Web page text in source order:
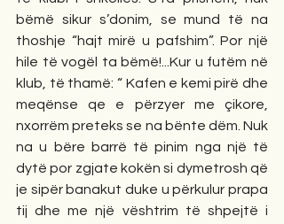
bëmë sikur s’donim, se mund të na
thoshje “hajt mirë u pafshim”. Por një
hile të vogël ta bëmë!...Kur u futëm në
klub, të thamë: “ Kafen e kemi pirë dhe
meqënse qe e përzyer me çikore,
nxorrëm preteks se na bënte dëm. Nuk
na u bëre barrë të pinim nga një të
dytë por zgjate kokën si dymetrosh që
je sipër banakut duke u përkulur prapa
tij dhe me një vështrim të shpejtë i